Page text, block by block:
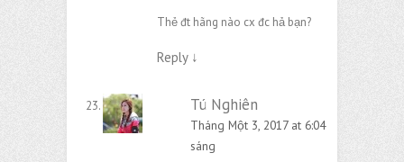
Thẻ đt hãng nào cx đc hả bạn?
Reply ↓
Tú Nghiên
Tháng Một 3, 2017 at 6:04
sáng